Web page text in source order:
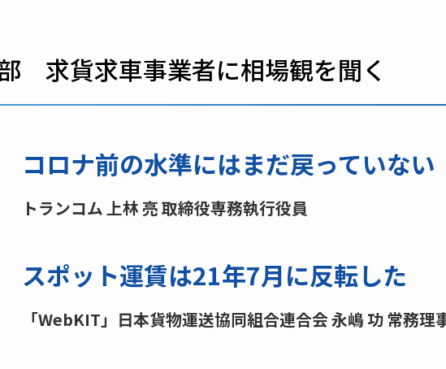
求貨求車事業者に相場観を聞く
コロナ前の水準にはまだ戻っていない
トランコム 上林 亮 取締役専務執行役員
スポット運賃は21年7月に反転した
「WebKIT」日本貨物運送協同組合連合会 永嶋 功 常務理